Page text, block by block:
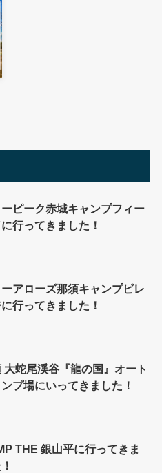
ーピーク赤城キャンプフィー
行ってきました！
ーアローズ那須キャンプビレ
行ってきました！
大蛇尾渓谷『龍の国』オート
プ場にいってきました！
THE 銀山平に行ってきま